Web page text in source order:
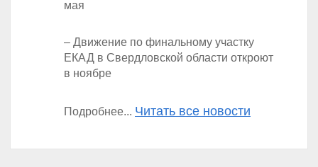
мая
– Движение по финальному участку
ЕКАД в Свердловской области откроют
в ноябре
Подробнее... Читать все новости